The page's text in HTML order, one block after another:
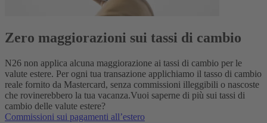
Zero maggiorazioni sui tassi di cambio
N26 non applica alcuna maggiorazione ai tassi di cambio per le
valute estere. Per ogni tua transazione applichiamo il tasso di cambio
reale fornito da Mastercard, senza commissioni illeggibili o nascoste
che rovinerebbero la tua vacanza.Vuoi saperne di più sui tassi di
cambio delle valute estere?
Commissioni sui pagamenti all’estero